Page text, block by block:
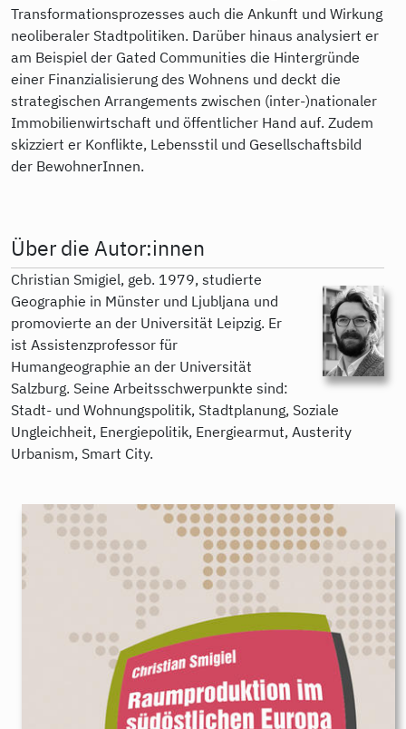
Transformationsprozesses auch die Ankunft und Wirkung
neoliberaler Stadtpolitiken. Darüber hinaus analysiert er
am Beispiel der Gated Communities die Hintergründe
einer Finanzialisierung des Wohnens und deckt die
strategischen Arrangements zwischen (inter-)nationaler
Immobilienwirtschaft und öffentlicher Hand auf. Zudem
skizziert er Konflikte, Lebensstil und Gesellschaftsbild
der BewohnerInnen.
Über die Autor:innen
Christian Smigiel, geb. 1979, studierte
Geographie in Münster und Ljubljana und
promovierte an der Universität Leipzig. Er
ist Assistenzprofessor für
Humangeographie an der Universität
Salzburg. Seine Arbeitsschwerpunkte sind:
Stadt- und Wohnungspolitik, Stadtplanung, Soziale
Ungleichheit, Energiepolitik, Energiearmut, Austerity
Urbanism, Smart City.
9783896911018.jpeg